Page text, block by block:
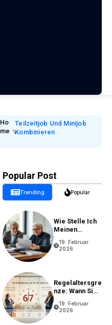
Ho
Me
Teilzeitjob Und Minijob
Kombinieren
Popular Post
Trending Popular
Wie Stelle Ich
Meinen
19. Februar
2026
Regelaltersgre
Nze: Wann Sie
Können
19. Februar
2026